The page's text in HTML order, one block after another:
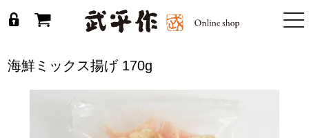
海鮮ミックス揚げ 170g